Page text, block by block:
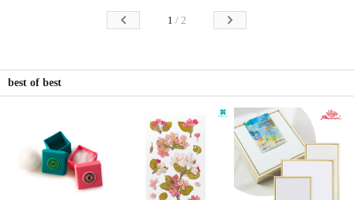
칼라색지/고급복사지
1 / 2
best of best